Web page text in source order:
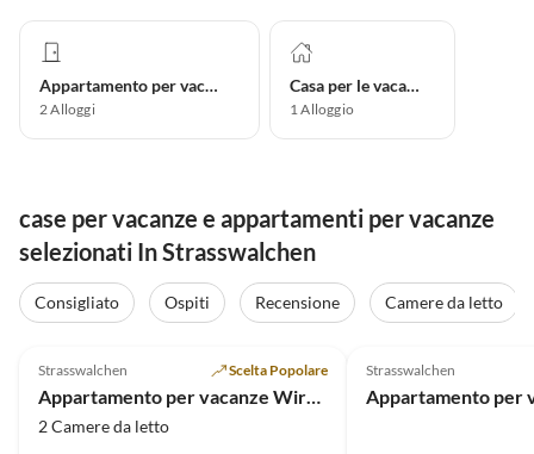
Appartamento per vacanze
2Alloggi
Casa per le vacanze
1Alloggio
case per vacanze e appartamenti per vacanze
selezionati In Strasswalchen
Consigliato Ospiti Recensione Camere da letto
Strasswalchen Scelta Popolare
2 Camere da letto
Strasswalchen